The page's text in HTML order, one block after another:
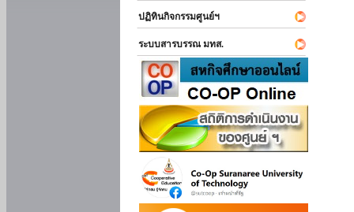
ปฏิทินกิจกรรมศูนย์ฯ
ระบบสารบรรณ มทส.